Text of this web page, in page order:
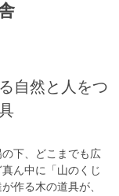
自然と人をつ
下、どこまでも広
ん中に「山のくじ
作る木の道具が、